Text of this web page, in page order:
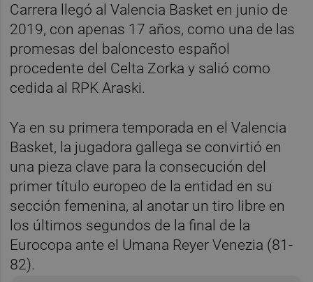
Carrera llegó al Valencia Basket en junio de
2019, con apenas 17 años, como una de las
promesas del baloncesto español
procedente del Celta Zorka y salió como
cedida al RPK Araski.
Ya en su primera temporada en el Valencia
Basket, la jugadora gallega se convirtió en
una pieza clave para la consecución del
primer título europeo de la entidad en su
sección femenina, al anotar un tiro libre en
los últimos segundos de la final de la
Eurocopa ante el Umana Reyer Venezia (81-
82).